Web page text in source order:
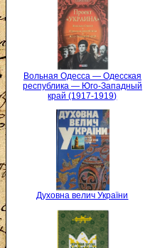
Вольная Одесса — Одесская
республика — Юго-Западный
край (1917-1919)
Духовна велич України